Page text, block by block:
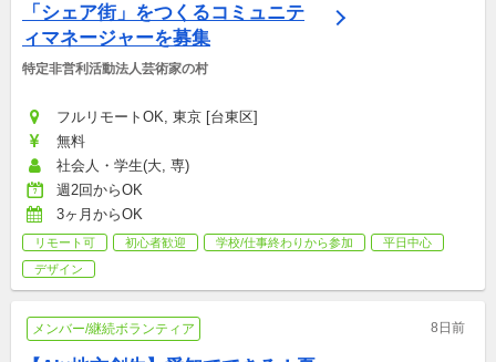
「シェア街」をつくるコミュニテ
ィマネージャーを募集
特定非営利活動法人芸術家の村
フルリモートOK, 東京 [台東区]
無料
社会人・学生(大, 専)
週2回からOK
3ヶ月からOK
リモート可 初心者歓迎 学校/仕事終わりから参加
平日中心
デザイン
メンバー/継続ボランティア 8日前